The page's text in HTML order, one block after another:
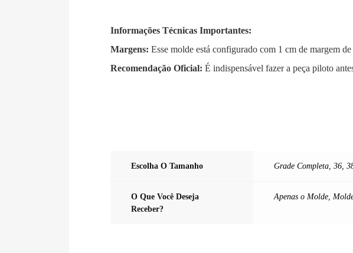
Informações Técnicas Importantes:
Margens: Esse molde está configurado com 1 cm de margem
Recomendação Oficial: É indispensável fazer a peça piloto
Escolha O Tamanho Grade Completa 36
O Que Você Deseja
Receber?
Apenas o Molde